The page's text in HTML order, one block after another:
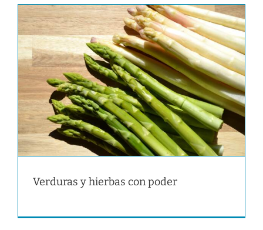
Verduras y hierbas con poder